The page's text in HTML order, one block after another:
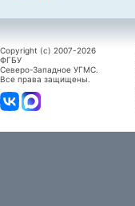
Copyright (c) 2007-2026
ФГБУ
Северо-Западное УГМС.
Все права защищены.